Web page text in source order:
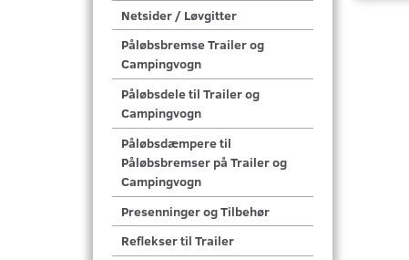
Netsider / Løvgitter
Påløbsbremse Trailer og
Campingvogn
Påløbsdele til Trailer og
Campingvogn
Påløbsdæmpere til
Påløbsbremser på Trailer og
Campingvogn
Presenninger og Tilbehør
Reflekser til Trailer